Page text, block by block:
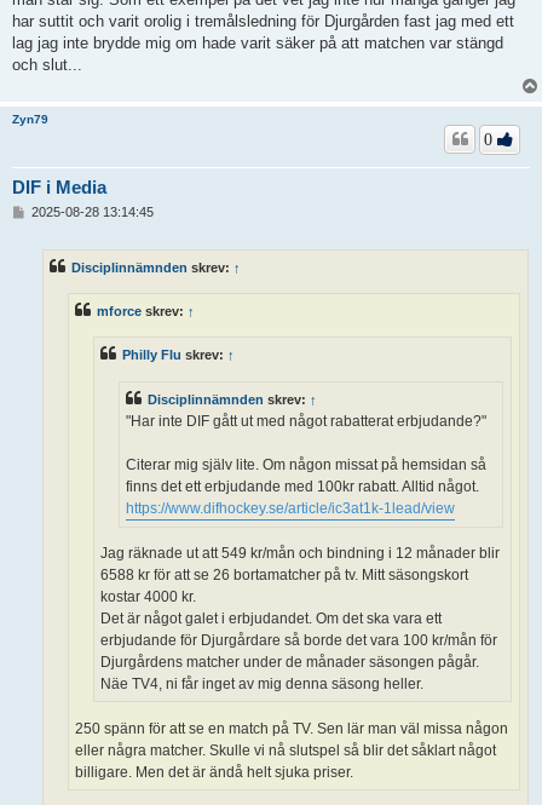
har suttit och varit orolig i tremålsledning för Djurgården fast jag med ett
lag jag inte brydde mig om hade varit säker på att matchen var stängd
och slut...
Zyn79
DIF i Media
0
2025-08-28 13:14:45
Disciplinnämnden skrev: ↑
mforce skrev: ↑
Philly Flu skrev: ↑
Disciplinnämnden skrev: ↑
"Har inte DIF gått ut med något rabatterat erbjudande?"
Citerar mig själv lite. Om någon missat på hemsidan så
finns det ett erbjudande med 100kr rabatt. Alltid något.
https://www.difhockey.se/article/ic3at1k-1lead/view
Jag räknade ut att 549 kr/mån och bindning i 12 månader blir
6588 kr för att se 26 bortamatcher på tv. Mitt säsongskort
kostar 4000 kr.
Det är något galet i erbjudandet. Om det ska vara ett
erbjudande för Djurgårdare så borde det vara 100 kr/mån för
Djurgårdens matcher under de månader säsongen pågår.
Näe TV4, ni får inget av mig denna säsong heller.
250 spänn för att se en match på TV. Sen lär man väl missa någon
eller några matcher. Skulle vi nå slutspel så blir det såklart något
billigare. Men det är ändå helt sjuka priser.